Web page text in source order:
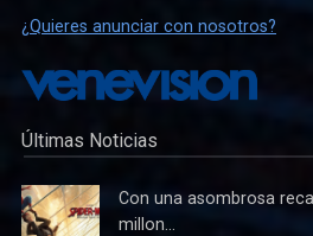
¿Quieres anunciar con nosotros?
Últimas Noticias
Con una asombrosa
millon...